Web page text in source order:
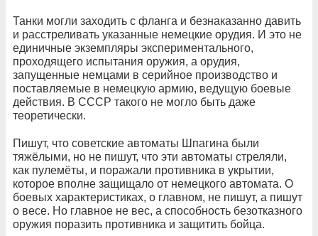
Танки могли заходить с фланга и безнаказанно давить
и расстреливать указанные немецкие орудия. И это не
единичные экземпляры экспериментального,
проходящего испытания оружия, а орудия,
запущенные немцами в серийное производство и
поставляемые в немецкую армию, ведущую боевые
действия. В СССР такого не могло быть даже
теоретически.
Пишут, что советские автоматы Шпагина были
тяжёлыми, но не пишут, что эти автоматы стреляли,
как пулемёты, и поражали противника в укрытии,
которое вполне защищало от немецкого автомата. О
боевых характеристиках, о главном, не пишут, а пишут
о весе. Но главное не вес, а способность безотказного
оружия поразить противника и защитить бойца.